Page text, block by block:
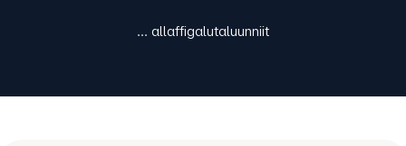
... allaffigalutaluunniit